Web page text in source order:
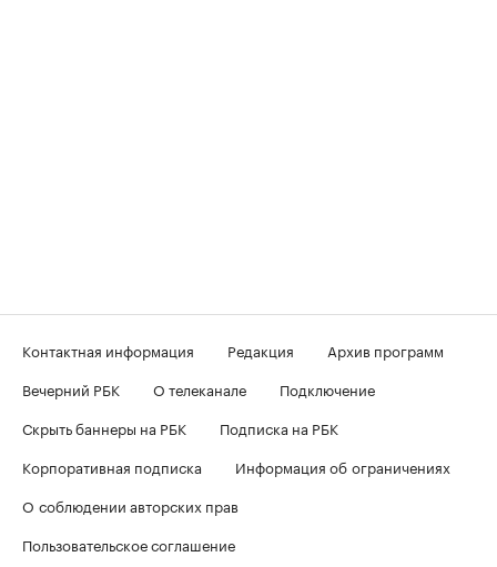
Контактная информация Редакция
Архив программ
Вечерний РБК
О телеканале
Подключение
Скрыть баннеры на РБК
Подписка на РБК
Корпоративная подписка
Информация об ограничениях
О соблюдении авторских прав
Пользовательское соглашение